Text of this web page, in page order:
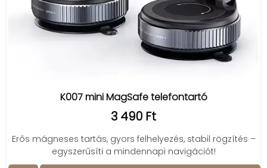
K007 mini MagSafe telefontartó
3 490 Ft
Erős mágneses tartás, gyors felhelyezés, stabil rögzítés –
egyszerűsíti a mindennapi navigációt!